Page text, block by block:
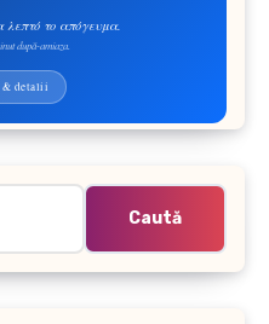
λεπτό το απόγευμα.
după-amiaza.
detalii